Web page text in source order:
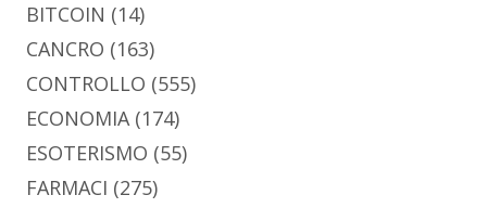
BITCOIN (14)
CANCRO (163)
CONTROLLO (555)
ECONOMIA(174)
ESOTERISMO (55)
FARMACI (275)